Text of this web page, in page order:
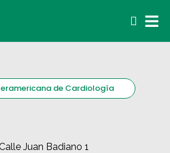
de Cardiología
Juan Badiano 1